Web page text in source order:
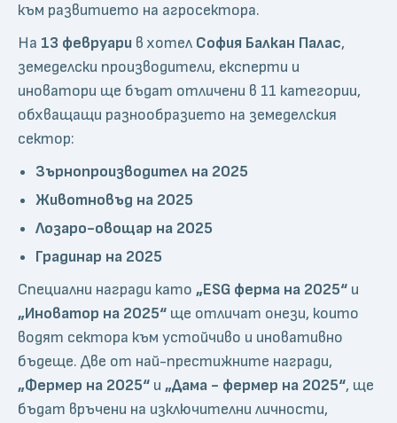
към развитието на агросектора.
На 13 февруари в хотел София Балкан Палас,
земеделски производители, експерти и
иноватори ще бъдат отличени в 11 категории,
обхващащи разнообразието на земеделския
сектор:
Зърнопроизводител на 2025
Животновъд на 2025
Лозаро-овощар на 2025
Градинар на 2025
Специални награди като „ESG ферма на 2025“ и
„Иноватор на 2025“ ще отличат онези, които
водят сектора към устойчиво и иновативно
бъдеще. Две от най-престижните награди,
„Фермер на 2025“ и „Дама - фермер на 2025“, ще
бъдат връчени на изключителни личности,